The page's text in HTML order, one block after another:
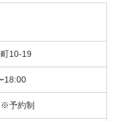
10-19
18:00
※予約制